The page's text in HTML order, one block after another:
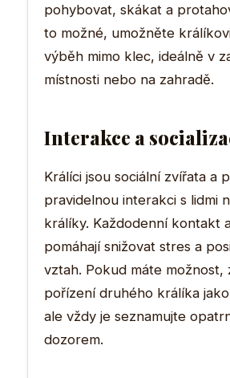
pohybovat, skákat a
to možné, umožněte
výběh mimo klec, ideálně v
místnosti nebo na zahradě.
Interakce a
Králíci jsou sociální zvířata a
pravidelnou interakci s lidmi
králíky. Každodenní kontakt
pomáhají snižovat stres a
vztah. Pokud máte možnost,
pořízení druhého králíka
ale vždy je seznamujte
dozorem.